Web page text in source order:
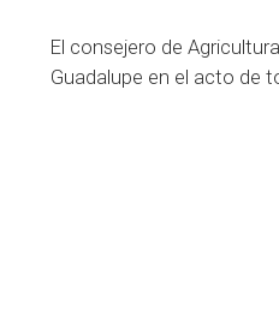
El consejero de
Guadalupe en el acto de